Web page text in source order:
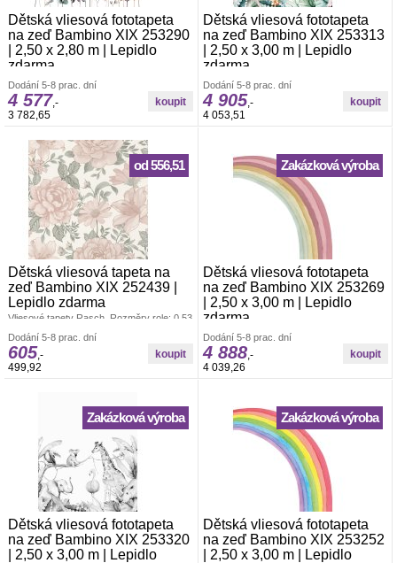
Dětská vliesová fototapeta
na zeď Bambino XIX 253290
| 2,50 x 2,80 m | Lepidlo
zdarma
Vliesová foto-tapeta Rasch. š.2,50 x v.2,80
m. Tapeta se lepí za sucha. Lepidlem se
natírá pouze zeď. Vliesové tapety na zeď
se vyznačují dobrou prodyšností,
mechanickou odolností a schopností
zakrytí jemných prasklin.
Dodání 5-8 prac. dní
4 577,-
3 782,65
Dětská vliesová fototapeta
na zeď Bambino XIX 253313
| 2,50 x 3,00 m | Lepidlo
zdarma
Vliesová foto-tapeta Rasch. š.2,50 x v.3,00
m. Tapeta se lepí za sucha. Lepidlem se
natírá pouze zeď. Vliesové tapety na zeď
se vyznačují dobrou prodyšností,
mechanickou odolností a schopností
Dodání 5-8 prac. dní
4 905,-
4 053,51
Dětská vliesová tapeta na
zeď Bambino XIX 252439 |
Lepidlo zdarma
Vliesové tapety Rasch. Rozměry role: 0,53
Lepidlem se natírá pouze zeď. Vliesové
tapety na zeď se vyznačují dobrou
prodyšností, mechanickou odolností a
schopností zakrytí jemných prasklin.
od 556,51
Dodání 5-8 prac. dní
605,-
499,92
Dětská vliesová fototapeta
na zeď Bambino XIX 253269
| 2,50 x 3,00 m | Lepidlo
zdarma
Vliesová foto-tapeta Rasch. š.2,50 x v.3,00
m. Tapeta se lepí za sucha. Lepidlem se
natírá pouze zeď. Vliesové tapety na zeď
se vyznačují dobrou prodyšností,
mechanickou odolností a schopností
Zakázková výroba
Dodání 5-8 prac. dní
4 888,-
4 039,26
Dětská vliesová fototapeta
na zeď Bambino XIX 253320
| 2,50 x 3,00 m | Lepidlo
Zakázková výroba
Dětská vliesová fototapeta
na zeď Bambino XIX 253252
| 2,50 x 3,00 m | Lepidlo
Zakázková výroba